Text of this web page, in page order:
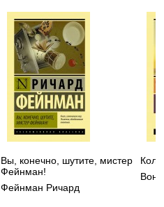
Вы, конечно, шутите, мистер
Фейнман!
Фейнман Ричард